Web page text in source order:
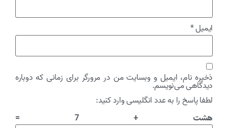
ایمیل*
ذخیره نام، ایمیل و وبسایت من در مرورگر برای زمانی که دوباره
دیدگاهی می‌نویسم.
لطفا پاسخ را به عدد انگلیسی وارد کنید:
هشت + 7 =